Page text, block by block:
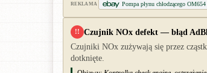
REKLAMA Pompa płynu chłodzącego OM654
!! Czujnik NOx defekt — błąd
Czujniki NOx zużywają się przez
dotknięte.